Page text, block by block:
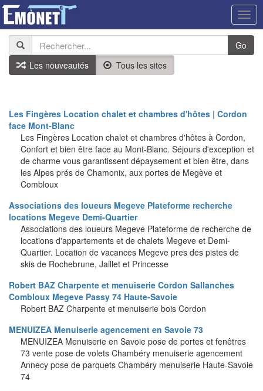
Go
Les nouveautés
Tous les sites
Les Fingères Location chalet et chambres d'hôtes | Cordon
face Mont-Blanc
Les Fingères Location chalet et chambres d'hôtes à Cordon,
Confort et bien être face au Mont-Blanc. Séjours d'exception et
de charme vous garantissent dépaysement et bien être, dans
les Alpes prés de Chamonix, aux portes de Megève et
Combloux
Associations des loueurs Megeve Plateforme recherche
locations Megeve Demi-Quartier
Associations des loueurs Megeve Plateforme de recherche de
locations d'appartements et de chalets Megeve et Demi-
Quartier. Location de vacances Megeve pres des pistes de
skis de Rochebrune, Jaillet et Princesse
Robert BAZ Charpente et menuiserie Cordon Sallanches
Combloux Megeve Passy 74 Haute-Savoie
Robert BAZ Charpente et menuiserie bois Cordon
MENUIZEA Menuiserie agencement en Savoie 73
MENUIZEA Menuiserie en Savoie pose de portes et fenêtres
73 vente pose de volets Chambéry menuiserie agencement
Annecy pose de parquets Chambéry menuiserie Haute-Savoie
74